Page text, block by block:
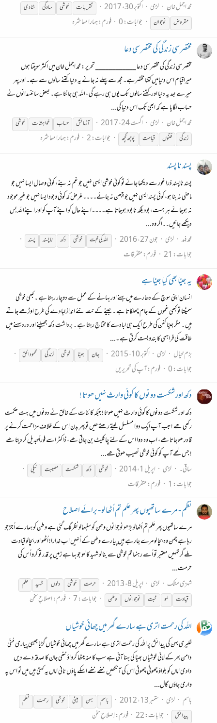
محمد اجمل خان
لڑی اکتوبر 30، 2017 تقریبات خوشی سادگی
شادی
مقروض
نوجوان جوابات: 0 فورم:ہمارا معاشرہ
مختصر سی زندگی کی مختصر سی دعا
مختصر سی زندگی کی مختصر سی دعا ____________ تحریر : محمد اجمل خان میں اکثر سوچتا ہوں
میراقیام اس دنیامیں کتنا مختصرہے۔ مجھ سے پہلے نہ جانے یہ دنیا کتنے سالوں سے ہے۔ اور پهر
میرے بعد یہ دنیا اور کتنے سالوں تک یوں ہی رہے گی ، اللہ ہی جانتا ہے۔ بعض سائنسدانوں نے
حساب لگایا ہے کہ ابھی تک اس دنیا کی...
محمد اجمل خان
لڑی اگست 24، 2017 آزمائش حساب خواہشات
خوشی
زندگی
فتنوں قیامت پوچھ گچھ جوابات: 2 فورم:ہمارا معاشرہ
پسند نا پسند
پسند ناپسند ذرا غور سے دیکھا جائے تو کوئی خوشی ایسی نہیں جو غم نہ بنے، کوئی وصال ایسا نہیں جو
ماضی نہ بنا ہو، کوئی پسند ایسی نہیں جو چبھن نہ جائے۔۔۔۔غرض کہ کوئی وجود ایسا نہیں جو غیر موجود
نہ ہوجائے ہر ہست، بود بلکہ نا بود ہوجاتا ہے۔۔۔۔اپنے حال کو اپنے آپ کو اور اپنےاللہ بس
دیکھے جائیں۔۔اگر وہ...
محمد فہد لڑی جون 27، 2016 اللہ کی محبت خوشی دکھ ناپسند پسند
جوابات: 21 فورم:متفرقات
یہ جینا بھی کیا جینا ہے
انسان اپنی سوچ کے دھارے میں بہنے اور بہانے کے عمل سے دوچار رہتا ہے ۔ کبھی خوشی
سمیٹتا تو کبھی غموں کے جام چھلکاتا ہے ۔ جینے کے نت نئے انداز لبادے کی طرح اوڑھے جاتے
ہیں ۔ مگر جینا کفن کی طرح ایک ہی لبادے کا محتاج رہتا ہے ۔ برداشت دکھ جھیلنے اور درد سہنے میں
طاقت کی فراہمی کا بندوبست کرتی ہے ۔...
بزم خیال
لڑی اکتوبر 10، 2015 جان جینا خوشی زندگی محمود الحق
جوابات: 0 فورم:آپ کی تحریریں
دکھ اور شکست دونوں کا کوئی وارث نہیں ھوتا !
دکھ اور شکست دونوں کا کوئی وارث نہیں ھوتا ! جبکہ کائنات کے خالق نے دونوں میں بہت حکمت
رکھی ھے ! جب آپ ایک دوا مسلسل لیتے رھتے ھیں تو پھر بدن اس کے خلاف مزاحمت کرنے پر
قادر ھو جاتا ھے، اب وہ دوا اس کے لئے چاکلیٹ بن جاتی ھے، ڈاکٹر اسے فوراً تبدیل کر دیتا ھے
! جس لمحے آپ کو کوئی خوشی نصیب ھوتی ھے...
ساقی۔
لڑی اپریل 1، 2014 خوشی دکھ شکست مصیبت نیکی
جوابات: 1 فورم:متفرقات
نظم - مرے ساتھیوں پھر عَلم تم اُٹھالو - برائے اصلاح
مرے ساتھیوں پھر عَلم تم اُٹھالو بڑھو نوجوانوں وطن کو سنبھالو نظر لگ گئی ہے وطن کو ہمارے اُجڑ جو
رہا ہے چمن وہ بچا لو مرے جارہے ہیں پیارے وطن کے اُنہیں اب خدارا! اُٹھو اور بچالو قیادت
ملے گر تمہیں معتبر تو اُسے رہنما تم خوشی سے بنا لو شہید کا لہو جو بہا ہے زمیں پر قدر تو کرو اُس کی
حرمت...
شہزی مشک
لڑی اپریل 8، 2013 حرمت خوشی دلوں شہید
عَلم
قیادت
لہو محبت نوجوانوں وطن جوابات: 7 فورم:اِصلاحِ سخن
اللہ کی رحمت اتری ہےسارے گھر میں چھائی خوشیاں
خلیری بہن کی پیدائش پر اللہ کی رحمت اتری ہےسارے گھر میں چھائی خوشیاں گڑیا جیسی پیاری مُنّی
دامن بھر کے لائی خوشیاں بھیّا کی بہنا آئی ہے سب کا منہ میٹھا کرواؤ ننھی جان کا صدقہ دے دیں
دادی اماں کو بلواؤ چھوٹی چھوٹی اس کی آنکھیں ننھے ننھے اسکے پاؤں نانی اماں یہ کہتی ہیں میں تو اس پہ
واری جاؤں گال...
باسم لڑی ستمبر 13، 2012 باسم بہن بیٹی خوشی رحمت
نظم
پیدائش
جوابات: 22 فورم:اِصلاحِ سخن